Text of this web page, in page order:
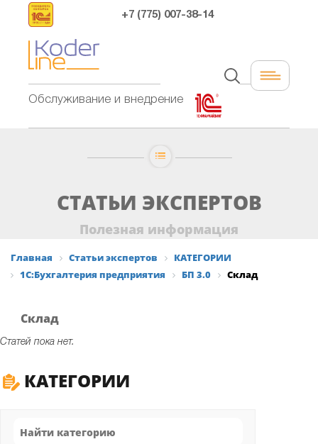
Обслуживание и внедрение
+7 (775) 007-38-14
СТАТЬИ ЭКСПЕРТОВ
Полезная информация
Главная Статьи экспертов
КАТЕГОРИИ
1С:Бухгалтерия предприятия
БП 3.0 Склад
Склад
Статей пока нет.
КАТЕГОРИИ